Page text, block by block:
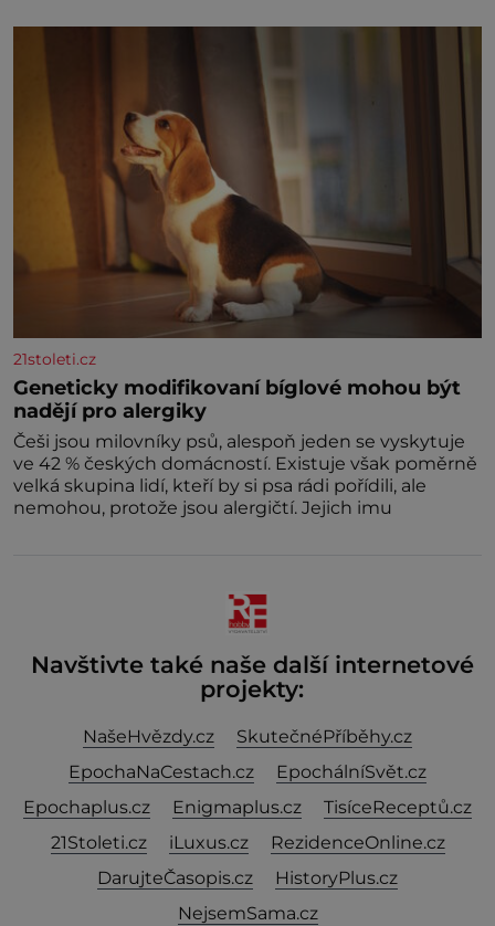
naší povaze, ale i v potřebách naší pokožky. Ohnivá
znamení Ženy narozené ve znamení Berana, Lva a
Střelce v sobě nesou žár, odvahu a neutuchající elán.
21stoleti.cz
Geneticky modifikovaní bíglové mohou být
nadějí pro alergiky
Češi jsou milovníky psů, alespoň jeden se vyskytuje
ve 42 % českých domácností. Existuje však poměrně
velká skupina lidí, kteří by si psa rádi pořídili, ale
nemohou, protože jsou alergičtí. Jejich imu
Navštivte také naše další internetové
projekty:
NašeHvězdy.cz
SkutečnéPříběhy.cz
EpochaNaCestach.cz
EpochálníSvět.cz
Epochaplus.cz
Enigmaplus.cz
TisíceReceptů.cz
21Stoleti.cz
iLuxus.cz
RezidenceOnline.cz
DarujteČasopis.cz
HistoryPlus.cz
NejsemSama.cz